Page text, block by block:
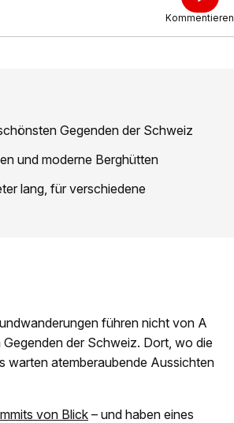
Kommentieren
Gegenden der Schweiz
und moderne Berghütten
lang, für verschiedene
führen nicht von A
der Schweiz. Dort, wo die
warten atemberaubende Aussichten
von Blick– und haben eines